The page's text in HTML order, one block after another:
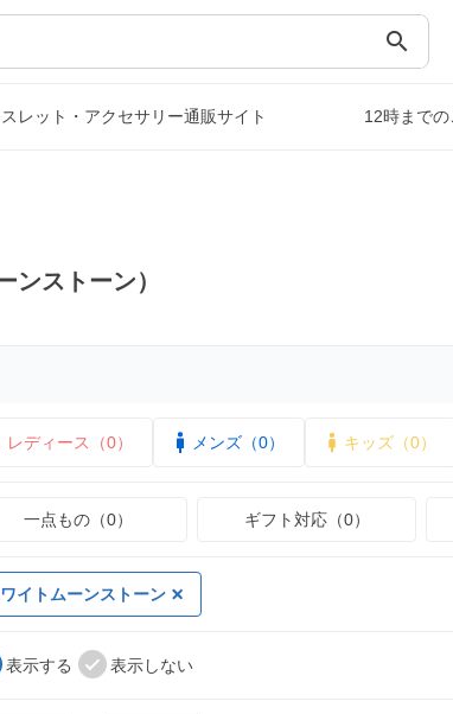
search
レット・アクセサリー通販サイト 12時まで
ンストーン）
レディース（0） メンズ（0） キッズ（0）
一点もの（0） ギフト対応（0）
イトムーンストーン
表示する 表示しない